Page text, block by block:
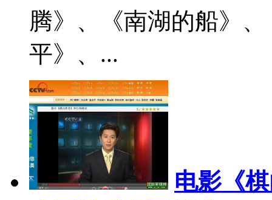
腾》、《南湖的船》
平》、...
电影《